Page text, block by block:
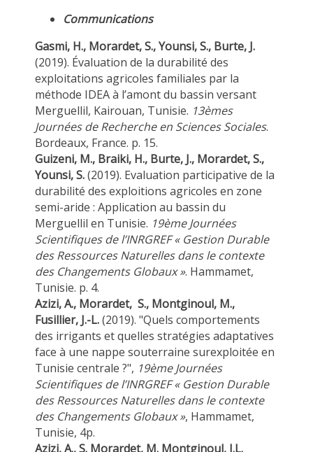
Communications
Gasmi, H., Morardet, S., Younsi, S., Burte, J.
(2019). Évaluation de la durabilité des
exploitations agricoles familiales par la
méthode IDEA à l’amont du bassin versant
Merguellil, Kairouan, Tunisie. 13èmes
Journées de Recherche en Sciences Sociales.
Bordeaux, France. p. 15.
Guizeni, M., Braiki, H., Burte, J., Morardet, S.,
Younsi, S.(2019). Evaluation participative de la
durabilité des exploitions agricoles en zone
semi-aride : Application au bassin du
Merguellil en Tunisie. 19ème Journées
Scientifiques de l’INRGREF « Gestion Durable
des Ressources Naturelles dans le contexte
des Changements Globaux ». Hammamet,
Tunisie. p. 4.
Azizi, A., Morardet, S., Montginoul, M.,
Fusillier, J.-L.(2019). "Quels comportements
des irrigants et quelles stratégies adaptatives
face à une nappe souterraine surexploitée en
Tunisie centrale ?", 19ème Journées
Scientifiques de l’INRGREF « Gestion Durable
des Ressources Naturelles dans le contexte
des Changements Globaux », Hammamet,
Tunisie, 4p.
Azizi, A., S. Morardet, M. Montginoul, J.L.